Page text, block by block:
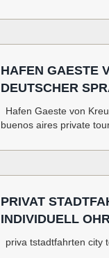
HAFEN GAESTE
DEUTSCHER
Hafen Gaeste von
buenos aires private
PRIVAT
INDIVIDUELL
priva tstadtfahrten city